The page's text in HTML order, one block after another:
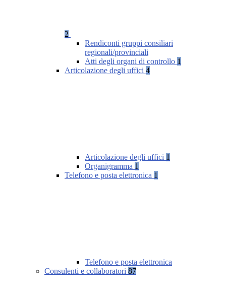
2
Rendiconti gruppi consiliari
regionali/provinciali
Atti degli organi di controllo 1
Articolazione degli uffici 4
Articolazione degli uffici 1
Organigramma 1
Telefono e posta elettronica 1
Telefono e posta elettronica
Consulenti e collaboratori 87